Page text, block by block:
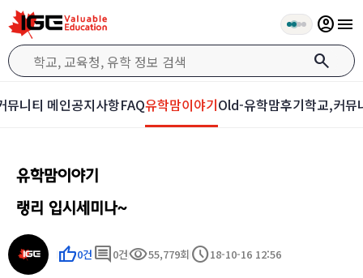
search
account_circlemenu
뮤니티 메인공지사항FAQ유학맘이야기Old-유학맘후기학교,커뮤
유학맘이야기
랭리 입시세미나~
thumb_up0건 comment 0건visibility55,779회 schedule18-10-16 12:56